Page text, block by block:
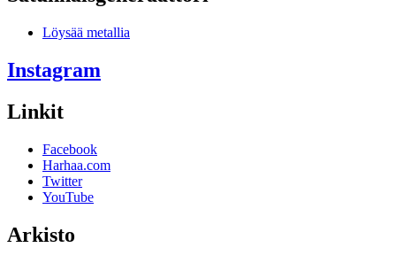
Löysää metallia
Instagram
Linkit
Facebook
Harhaa.com
Twitter
YouTube
Arkisto